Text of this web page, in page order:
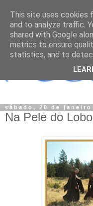
sábado, 20 de janeiro
Na Pele do
This site uses cookies
and to analyze traffic.
shared with Google
metrics to ensure
statistics, and to